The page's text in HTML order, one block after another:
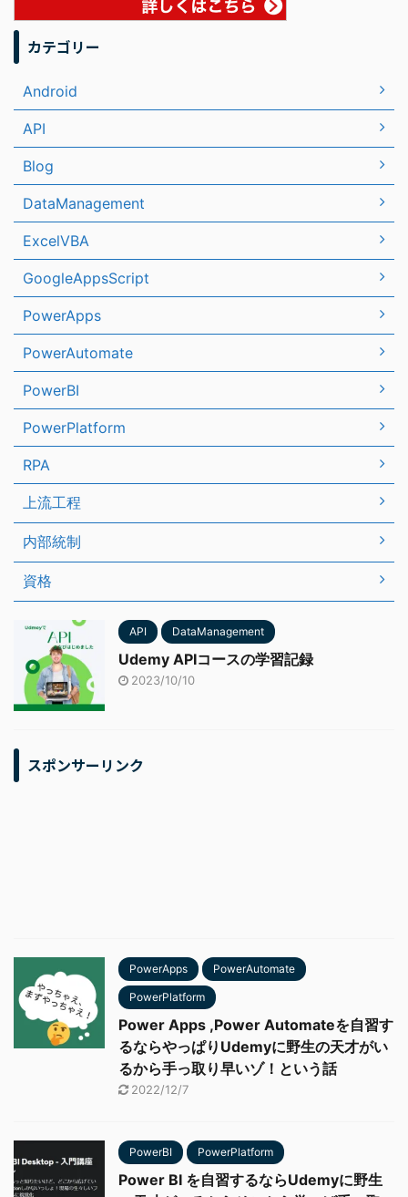
カテゴリー
Android
API
Blog
DataManagement
ExcelVBA
GoogleAppsScript
PowerApps
PowerAutomate
PowerBI
PowerPlatform
RPA
上流工程
内部統制
資格
API DataManagement
Udemy APIコースの学習記録
2023/10/10
スポンサーリンク
PowerApps PowerAutomate
PowerPlatform
Power Apps ,Power Automateを自習す
るならやっぱりUdemyに野生の天才がい
るから手っ取り早いゾ！という話
2022/12/7
PowerBI PowerPlatform
Power BI を自習するならUdemyに野生